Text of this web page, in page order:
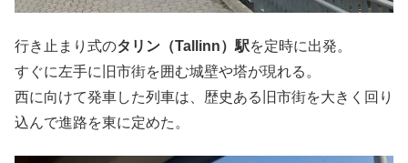
行き止まり式のタリン（Tallinn）駅を定時に出発。
すぐに左手に旧市街を囲む城壁や塔が現れる。
西に向けて発車した列車は、歴史ある旧市街を大きく回り
込んで進路を東に定めた。